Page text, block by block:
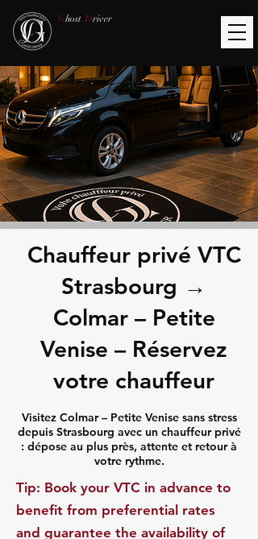
Ghost Driver
Chauffeur privé VTC
Strasbourg →
Colmar – Petite
Venise – Réservez
votre chauffeur
Visitez Colmar – Petite Venise sans stress
depuis Strasbourg avec un chauffeur privé
: dépose au plus près, attente et retour à
votre rythme.
​Tip: Book your VTC in advance to
benefit from preferential rates
and guarantee the availability of